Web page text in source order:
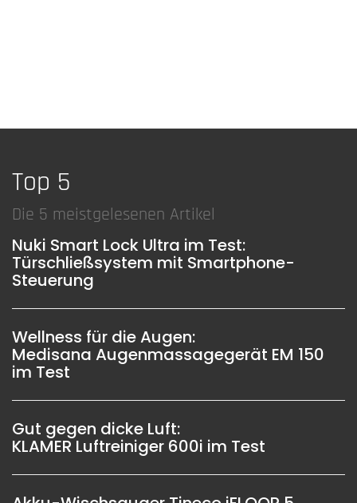
Top 5
Die 5 meistgelesenen Artikel
Nuki Smart Lock Ultra im Test:
Türschließsystem mit Smartphone-
Steuerung
Wellness für die Augen:
Medisana Augenmassagegerät EM 150
im Test
Gut gegen dicke Luft:
KLAMER Luftreiniger 600i im Test